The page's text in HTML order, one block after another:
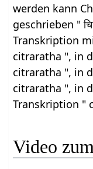
werden kann
geschrieben "
Transkription
citraratha ", in
citraratha ", in
citraratha ", in
Transkription "
Video